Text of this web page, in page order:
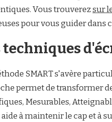
Vous trouverezsur
pour vous guider dans
techniques
SMART s'avère
permet de transformer
Mesurables,
à maintenir le cap et à